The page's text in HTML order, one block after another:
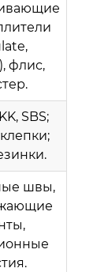
флис,
SBS;
швы,